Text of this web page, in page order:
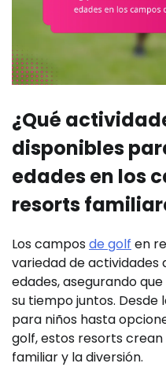
¿Qué
disponibles
edades en los
resorts
Los camposde golf en
variedad de actividades
edades, asegurando
su tiempo juntos. Desde
para niños hasta
golf, estos resorts
familiar y la diversión.